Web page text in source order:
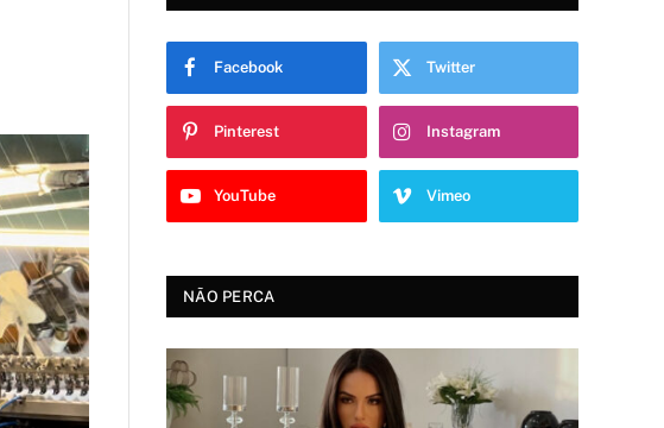
Facebook Twitter
Pinterest Instagram
YouTube Vimeo
NÃO PERCA